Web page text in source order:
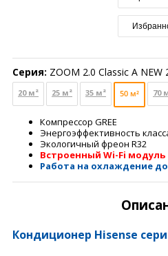
Серия: ZOOM 2.0 Classic A NEW
20 м² 25 м² 35 м² 50 м² 70
Компрессор GREE
Энергоэффективность
Экологичный фреон R32
Встроенный Wi-Fi модуль
Работа на охлаждение до
Кондиционер Hisense